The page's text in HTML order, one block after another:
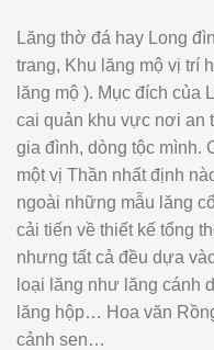
Lăng thờ đá hay Long
trang, Khu lăng mộ vị trí
lăng mộ ). Mục đích của
cai quản khu vực nơi an
gia đình, dòng tộc mình.
một vị Thần nhất định
ngoài những mẫu lăng
cải tiến về thiết kế tổng
nhưng tất cả đều dựa
loại lăng như lăng cánh
lăng hộp… Hoa văn
cảnh sen…